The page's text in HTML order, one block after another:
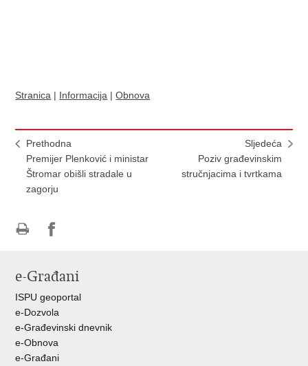
Stranica | Informacija |Obnova
Prethodna
Premijer Plenković i ministar
Štromar obišli stradale u
zagorju
Sljedeća
Poziv građevinskim
stručnjacima i tvrtkama
FacebookuTwitteru
e-Građani
ISPU geoportal
e-Dozvola
e-Građevinski dnevnik
e-Obnova
e-Građani